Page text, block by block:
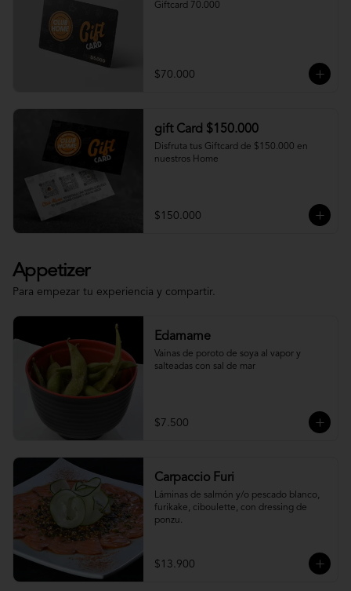
Giftcard 70.000
$70.000
gift Card $150.000
Disfruta tus Giftcard de $150.000 en
nuestros Home
$150.000
Appetizer
Para empezar tu experiencia y compartir.
Edamame
Vainas de poroto de soya al vapor y
salteadas con sal de mar
$7.500
Carpaccio Furi
Láminas de salmón y/o pescado blanco,
furikake, ciboulette, con dressing de
ponzu.
$13.900